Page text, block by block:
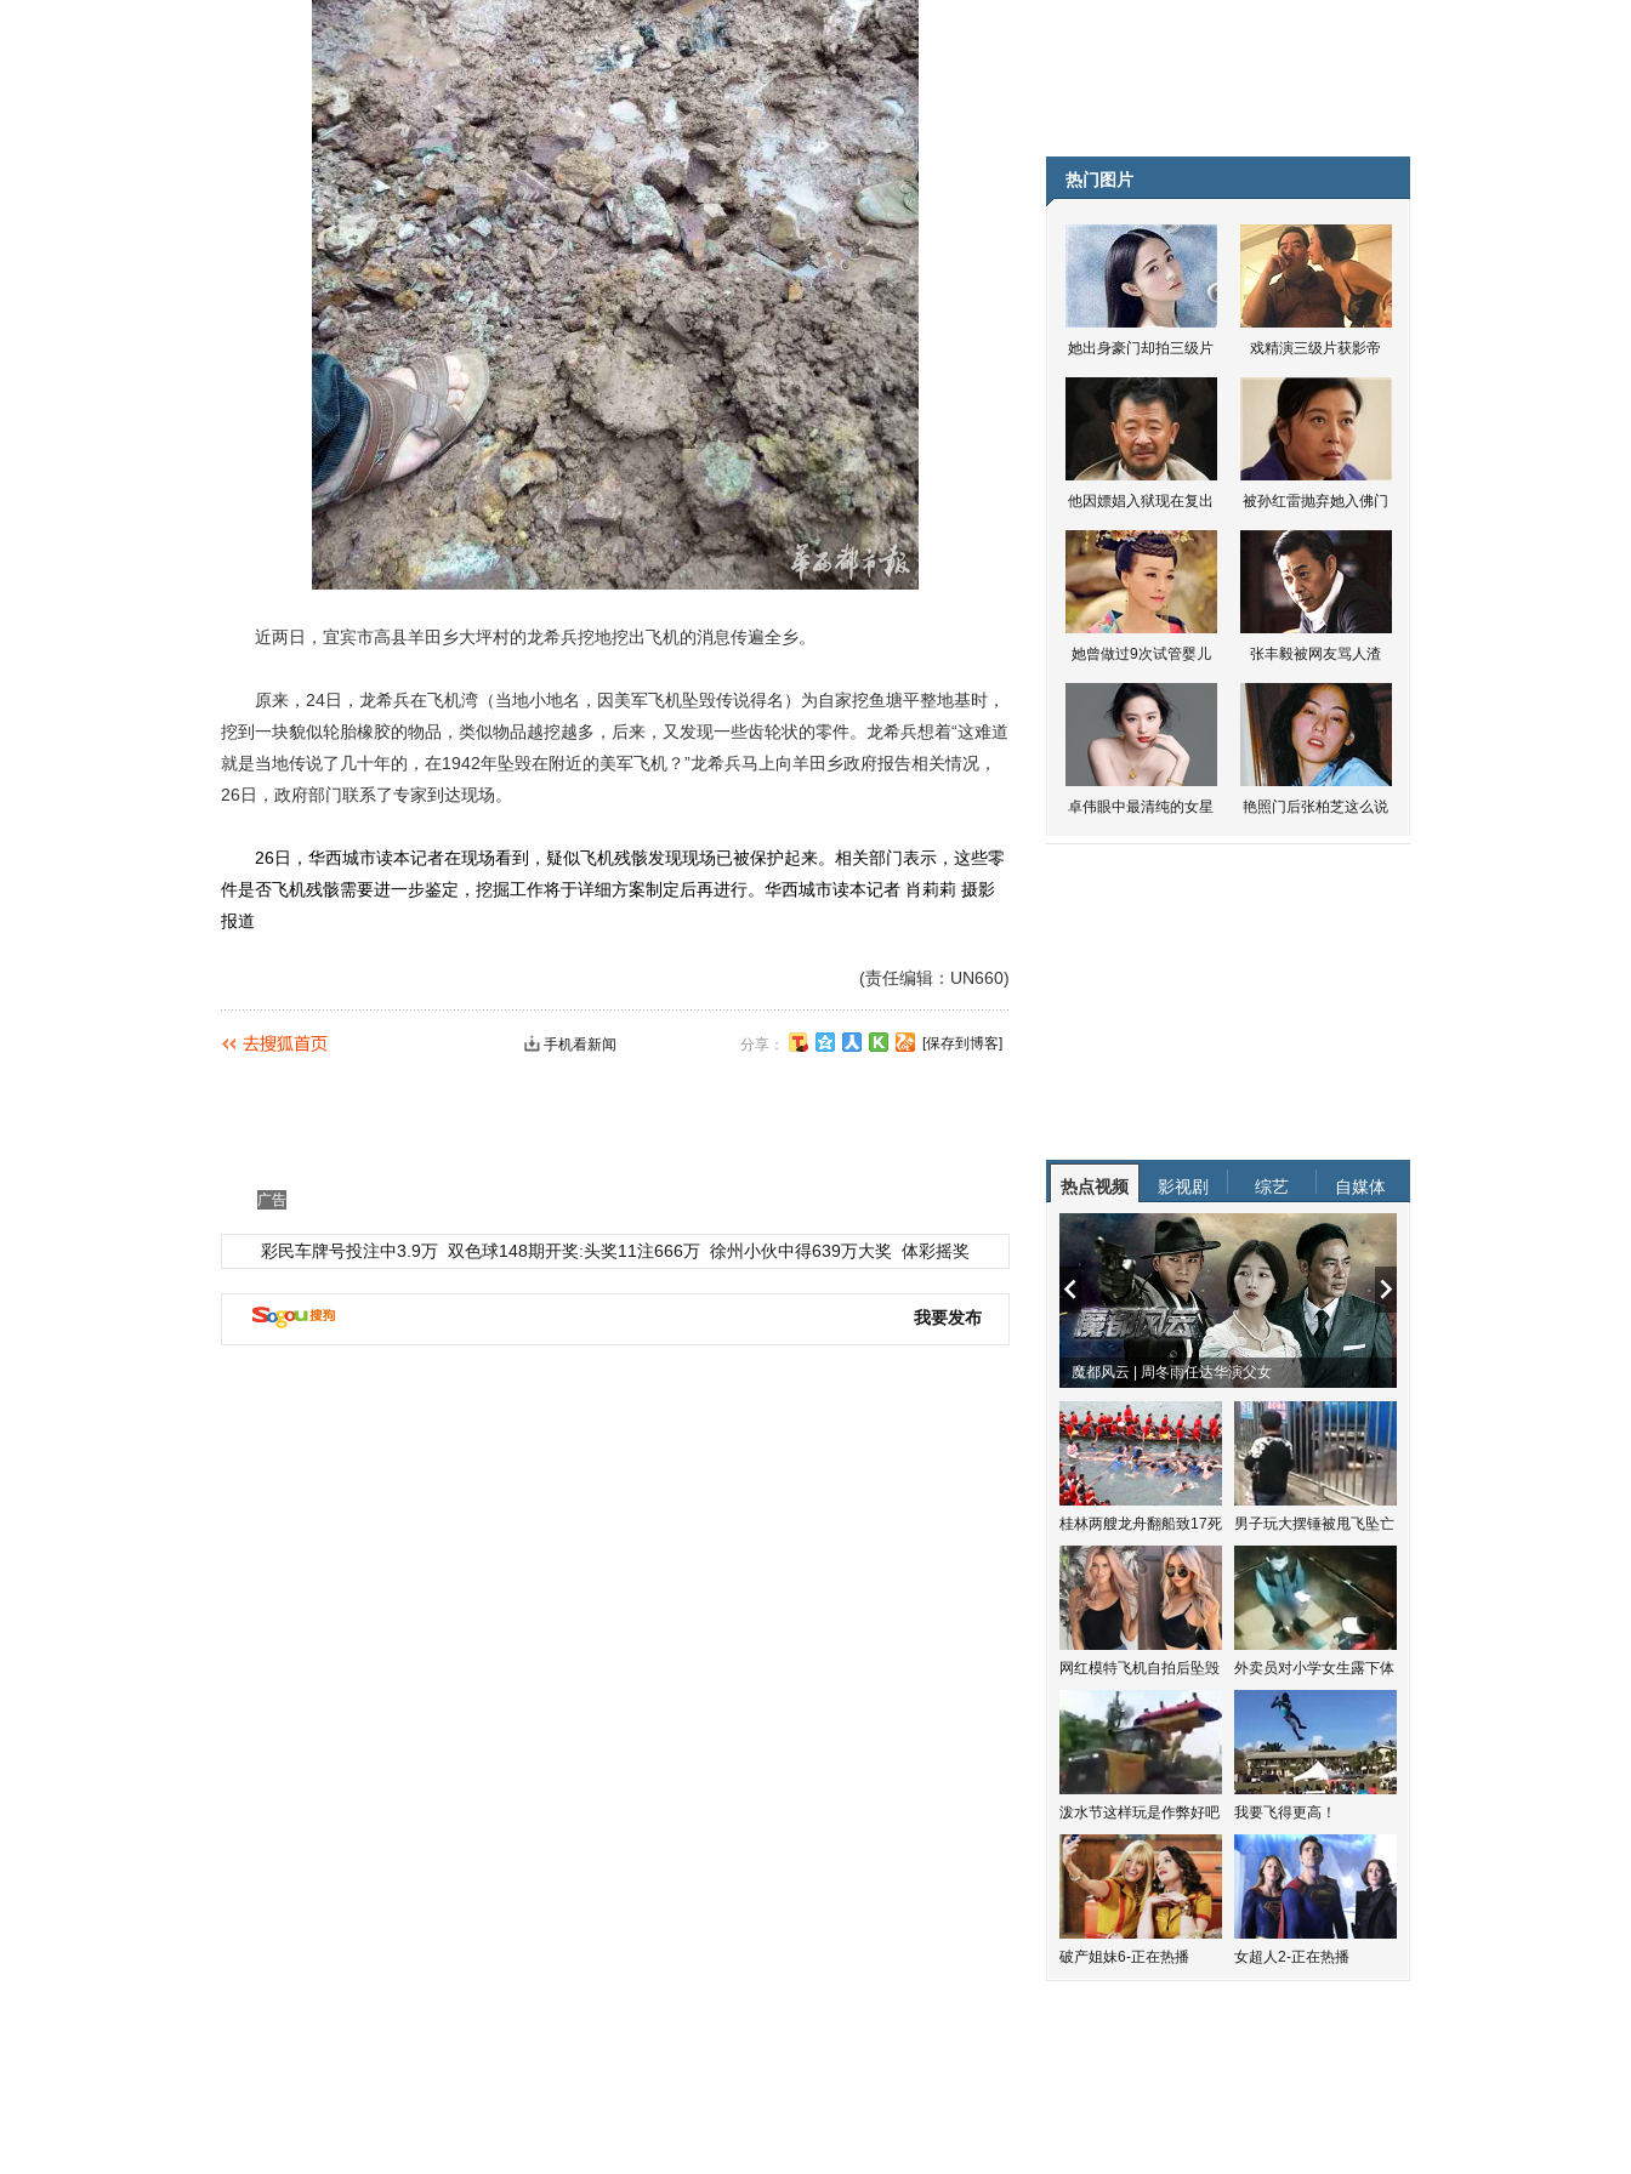
近两日，宜宾市高县羊田乡大坪村的龙希兵挖地挖出飞机的消息传遍全乡。
原来，24日，龙希兵在飞机湾（当地小地名，因美军飞机坠毁传说得名）为自家挖鱼塘平整地基时，
挖到一块貌似轮胎橡胶的物品，类似物品越挖越多，后来，又发现一些齿轮状的零件。龙希兵想着“这难道
就是当地传说了几十年的，在1942年坠毁在附近的美军飞机？”龙希兵马上向羊田乡政府报告相关情况，
26日，政府部门联系了专家到达现场。
26日，华西城市读本记者在现场看到，疑似飞机残骸发现现场已被保护起来。相关部门表示，这些零
件是否飞机残骸需要进一步鉴定，挖掘工作将于详细方案制定后再进行。华西城市读本记者 肖莉莉 摄影
报道
(责任编辑：UN660)
分享： [保存到博客]
手机看新闻
广告
彩民车牌号投注中3.9万 双色球148期开奖:头奖11注666万 徐州小伙中得639万大奖 体彩摇奖
我要发布
热门图片
她出身豪门却拍三级片 戏精演三级片获影帝
他因嫖娼入狱现在复出 被孙红雷抛弃她入佛门
她曾做过9次试管婴儿 张丰毅被网友骂人渣
卓伟眼中最清纯的女星 艳照门后张柏芝这么说
热点视频 影视剧 综艺 自媒体
魔都风云 | 周冬雨任达华演父女
桂林两艘龙舟翻船致17死 男子玩大摆锤被甩飞坠亡
网红模特飞机自拍后坠毁 外卖员对小学女生露下体
泼水节这样玩是作弊好吧 我要飞得更高！
破产姐妹6-正在热播 女超人2-正在热播